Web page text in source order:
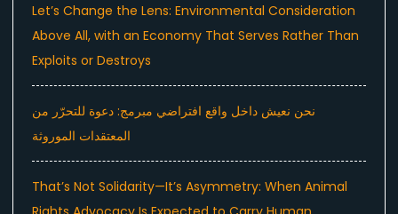
Let’s Change the Lens: Environmental Consideration
Above All, with an Economy That Serves Rather Than
Exploits or Destroys
نحن نعيش داخل واقع افتراضي مبرمج: دعوة للتحرّر من
المعتقدات الموروثة
That’s Not Solidarity—It’s Asymmetry: When Animal